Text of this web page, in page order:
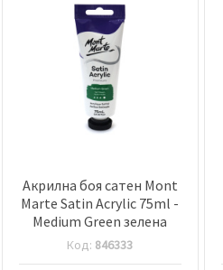
Акрилна боя сатен Mont
Marte Satin Acrylic 75ml -
Medium Green зелена
Код: 846333